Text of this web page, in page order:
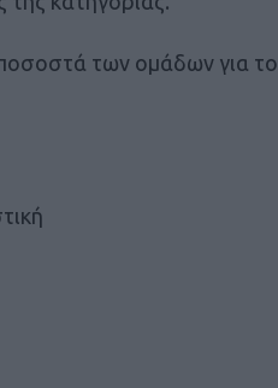
ποσοστά των ομάδων για το